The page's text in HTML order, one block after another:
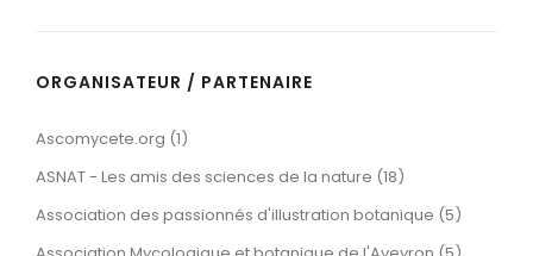
ORGANISATEUR / PARTENAIRE
Ascomycete.org (1)
ASNAT - Les amis des sciences de la nature (18)
Association des passionnés d'illustration botanique (5)